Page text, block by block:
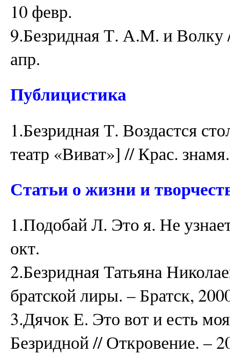
10 февр.
9.Безридная Т. А.М. и Волку
апр.
Публицистика
1.Безридная Т. Воздастся
театр «Виват»] // Крас.
Статьи о жизни и
1.Подобай Л. Это я. Не
окт.
2.Безридная Татьяна
братской лиры. – Братск,
3.Дячок Е. Это вот и есть
Безридной // Откровение. –